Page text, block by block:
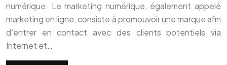
numérique. Le marketing numérique, également appelé
marketing en ligne, consiste à promouvoir une marque afin
d’entrer en contact avec des clients potentiels via
Internet et…